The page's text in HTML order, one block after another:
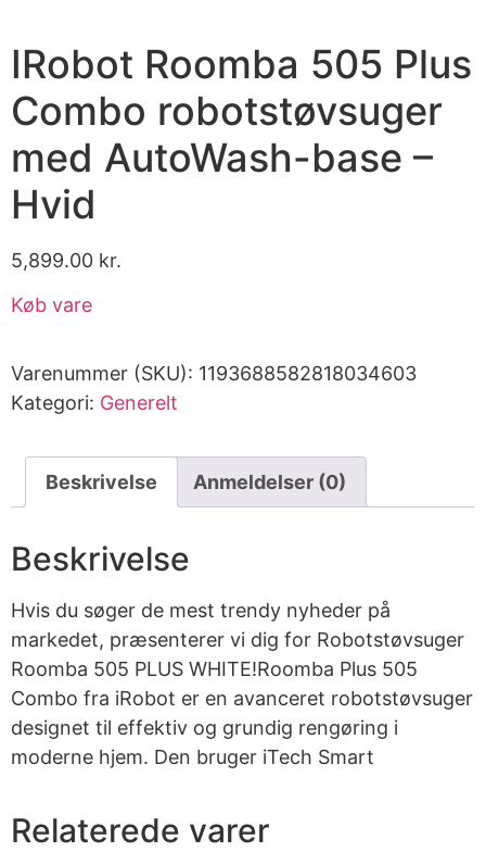
IRobot Roomba 505 Plus
Combo robotstøvsuger
med AutoWash-base –
Hvid
5,899.00 kr.
Køb vare
Varenummer (SKU): 1193688582818034603
Kategori: Generelt
Beskrivelse Anmeldelser (0)
Beskrivelse
Hvis du søger de mest trendy nyheder på
markedet, præsenterer vi dig for Robotstøvsuger
Roomba 505 PLUS WHITE!Roomba Plus 505
Combo fra iRobot er en avanceret robotstøvsuger
designet til effektiv og grundig rengøring i
moderne hjem. Den bruger iTech Smart
Relaterede varer